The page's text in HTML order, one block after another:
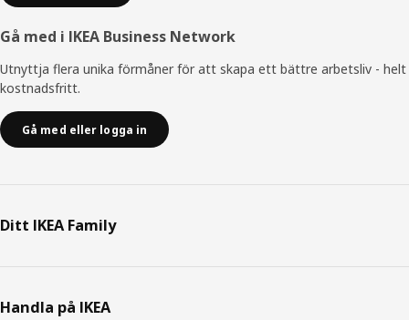
Gå med i IKEA Business Network
Utnyttja flera unika förmåner för att skapa ett bättre arbetsliv - helt
kostnadsfritt.
Gå med eller logga in
Ditt IKEA Family
Handla på IKEA